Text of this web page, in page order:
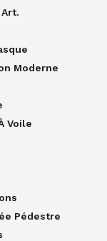
Moderne
Voile
Pédestre